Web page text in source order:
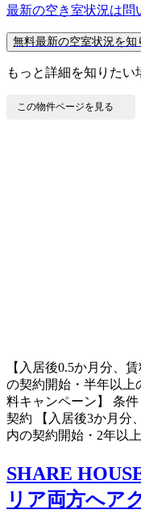
最新の空き室状況は問
無料最新の空室状況を知
もっと詳細を知りたい
この物件ページを見る
【入居後0.5か月分、
の契約開始・半年以上
料キャンペーン】 条
契約 【入居後3か月分
内の契約開始・2年以
SHARE
リア両方へア